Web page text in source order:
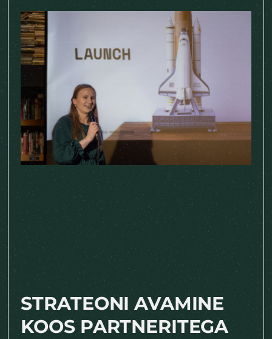
STRATEONI AVAMINE
KOOS PARTNERITEGA